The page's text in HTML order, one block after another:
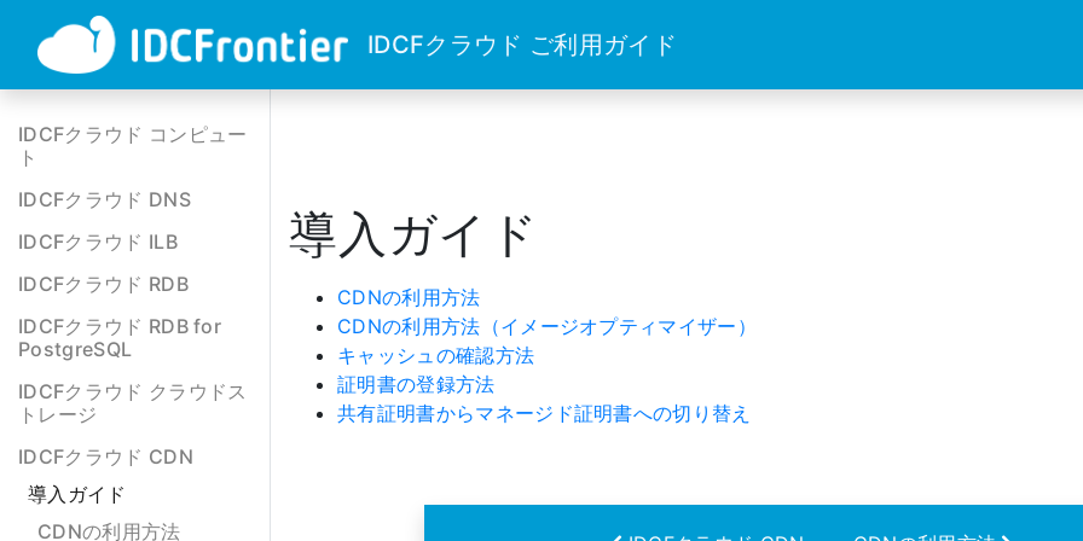
IDCFクラウド ご利用ガイド
IDCFクラウド コンピュー
ト
IDCFクラウド DNS
IDCFクラウド ILB
IDCFクラウド RDB
IDCFクラウド RDB for
PostgreSQL
IDCFクラウド クラウドス
トレージ
IDCFクラウド CDN
導入ガイド
CDNの利用方法
導入ガイド
CDNの利用方法
CDNの利用方法（イメージオプティマイザー）
キャッシュの確認方法
証明書の登録方法
共有証明書からマネージド証明書への切り替え